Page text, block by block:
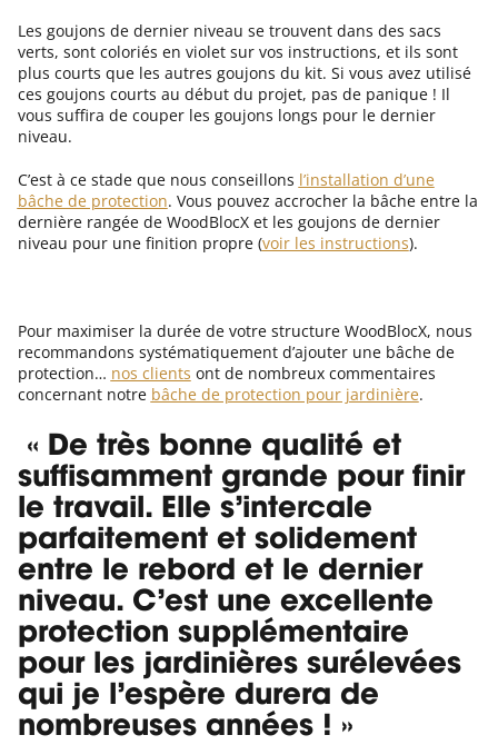
Les goujons de dernier niveau se trouvent dans des sacs
verts, sont coloriés en violet sur vos instructions, et ils sont
plus courts que les autres goujons du kit. Si vous avez utilisé
ces goujons courts au début du projet, pas de panique ! Il
vous suffira de couper les goujons longs pour le dernier
niveau.
C’est à ce stade que nous conseillons l’installation d’une
bâche de protection. Vous pouvez accrocher la bâche entre la
dernière rangée de WoodBlocX et les goujons de dernier
niveau pour une finition propre (voir les instructions).
Pour maximiser la durée de votre structure WoodBlocX, nous
recommandons systématiquement d’ajouter une bâche de
protection… nos clients ont de nombreux commentaires
concernant notre bâche de protection pour jardinière.
« De très bonne qualité et
suffisamment grande pour finir
le travail. Elle s’intercale
parfaitement et solidement
entre le rebord et le dernier
niveau. C’est une excellente
protection supplémentaire
pour les jardinières surélevées
qui je l’espère durera de
nombreuses années ! »